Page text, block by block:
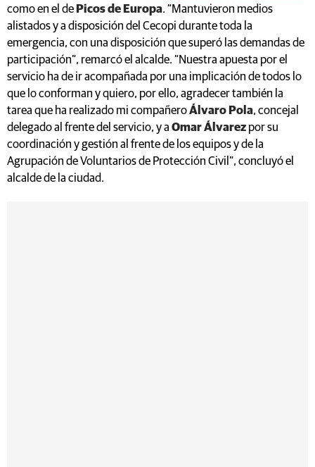
como en el de Picos de Europa. “Mantuvieron medios
alistados y a disposición del Cecopi durante toda la
emergencia, con una disposición que superó las demandas de
participación”, remarcó el alcalde. “Nuestra apuesta por el
servicio ha de ir acompañada por una implicación de todos lo
que lo conforman y quiero, por ello, agradecer también la
tarea que ha realizado mi compañeroÁlvaro Pola, concejal
delegado al frente del servicio, y a Omar Álvarez por su
coordinación y gestión al frente de los equipos y de la
Agrupación de Voluntarios de Protección Civil”, concluyó el
alcalde de la ciudad.